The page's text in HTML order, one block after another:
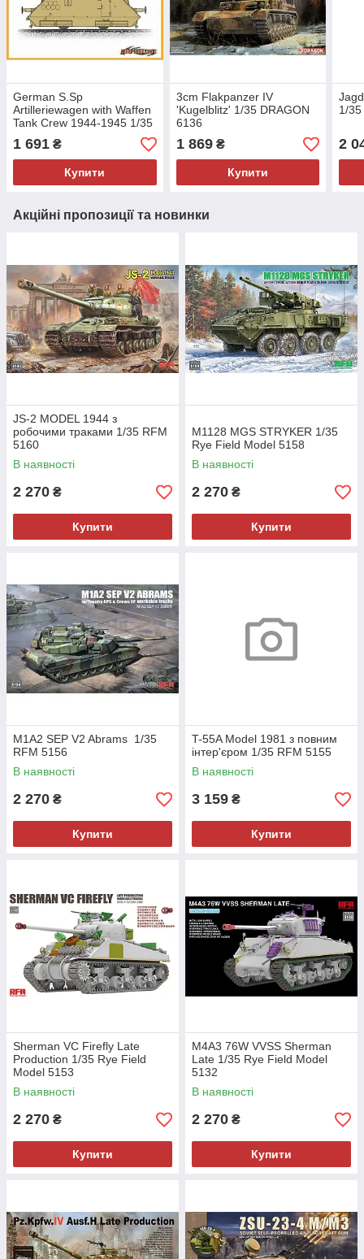
German S.Sp
Artilleriewagen with Waffen
Tank Crew 1944-1945 1/35
Dragon 9120
1 691 ₴
Купити
3cm Flakpanzer IV
'Kugelblitz' 1/35 DRAGON
6136
1 869₴
Купити
1/
2
Акційні пропозиції та новинки
JS-2 MODEL 1944 з
робочими траками 1/35 RFM
5160
В наявності
2 270 ₴
Купити
M1128 MGS STRYKER 1/35
Rye Field Model 5158
В наявності
2 270 ₴
Купити
M1A2 SEP V2 Abrams 1/35
RFM 5156
В наявності
2 270 ₴
Купити
T-55A Model 1981 з повним
інтер'єром 1/35 RFM 5155
В наявності
3 159 ₴
Купити
Sherman VC Firefly Late
Production 1/35 Rye Field
Model 5153
В наявності
2 270 ₴
Купити
M4A3 76W VVSS Sherman
Late 1/35 Rye Field Model
5132
В наявності
2 270 ₴
Купити